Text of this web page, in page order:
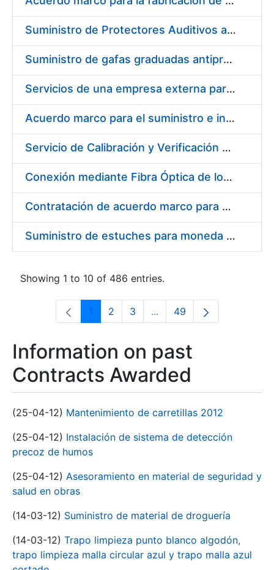
Suministro de Protectores Auditivos a medida para las personas trabajadoras de los Centros de Trabajo de Madrid y Burgos
Suministro de gafas graduadas antiproyecciones para los trabajadores de la FNMT-RCM en los centros de trabajo de Madrid y Burgos
Servicios de una empresa externa para el asesoramiento y resolución de los recursos de alzada que se presentan relacionados con procesos de selección para la FNMT-RCM
Acuerdo marco para el suministro e instalación de persianas, estores y otros complementos
Servicio de Calibración y Verificación Externa de los Equipos de Medición del Servicio de Prevención de la FNMT-RCM
Conexión mediante Fibra Óptica de los Centros de Proceso de Datos (CPDs) de las sedes de la FNMT-RCM de Burgos y Madrid
Contratación de acuerdo marco para el Suministro de Material de Electricidad para la Fábrica Nacional de Moneda y Timbre-Real Casa de la Moneda en su centro de trabajo de Burgos
Suministro de estuches para moneda de 30 €
Showing 1 to 10 of 486 entries.
Page
1 Page
2 Page
3 ...Intermediate Pages Use
Page
49
Information on past
Contracts Awarded
(25-04-12) Mantenimiento de carretillas 2012
(25-04-12) Instalación de sistema de detección
precoz de humos
(25-04-12) Asesoramiento en material de seguridad y
salud en obras
(14-03-12) Suministro de material de droguería
(14-03-12) Trapo limpieza punto blanco algodón,
trapo limpieza malla circular azul y trapo malla azul